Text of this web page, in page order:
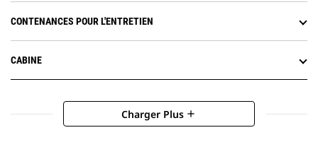
CONTENANCES POUR L'ENTRETIEN
CABINE
Charger Plus add